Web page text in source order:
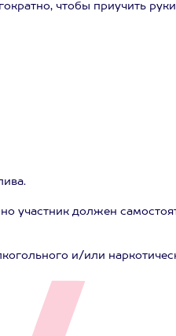
чтобы приучить
участник должен
и/или